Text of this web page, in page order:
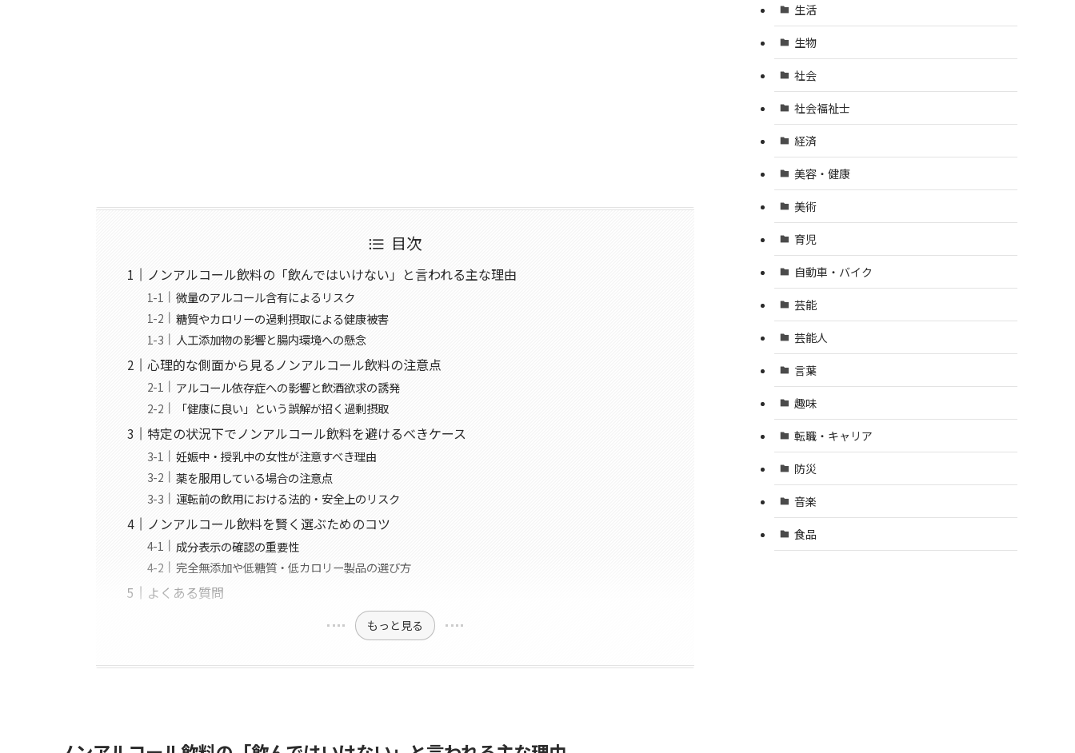
目次
ノンアルコール飲料の「飲んではいけない」と言われる主な理由
微量のアルコール含有によるリスク
糖質やカロリーの過剰摂取による健康被害
人工添加物の影響と腸内環境への懸念
心理的な側面から見るノンアルコール飲料の注意点
アルコール依存症への影響と飲酒欲求の誘発
「健康に良い」という誤解が招く過剰摂取
特定の状況下でノンアルコール飲料を避けるべきケース
妊娠中・授乳中の女性が注意すべき理由
薬を服用している場合の注意点
運転前の飲用における法的・安全上のリスク
ノンアルコール飲料を賢く選ぶためのコツ
成分表示の確認の重要性
完全無添加や低糖質・低カロリー製品の選び方
よくある質問
もっと見る
生活
生物
社会
社会福祉士
経済
美容・健康
美術
育児
自動車・バイク
芸能
芸能人
言葉
趣味
転職・キャリア
防災
音楽
食品